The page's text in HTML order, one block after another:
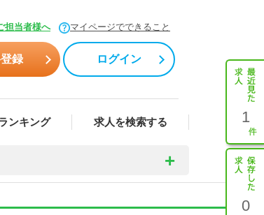
担当者様へ マイページでできること
録 ログイン
ンキング 求人を検索する 1
0